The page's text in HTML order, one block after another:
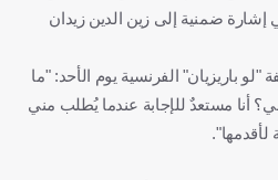
ضمنية إلى زين الدين زيدان
باريزيان" الفرنسية يوم الأحد: "ما
أنا مستعدٌ للإجابة عندما يُطلب مني